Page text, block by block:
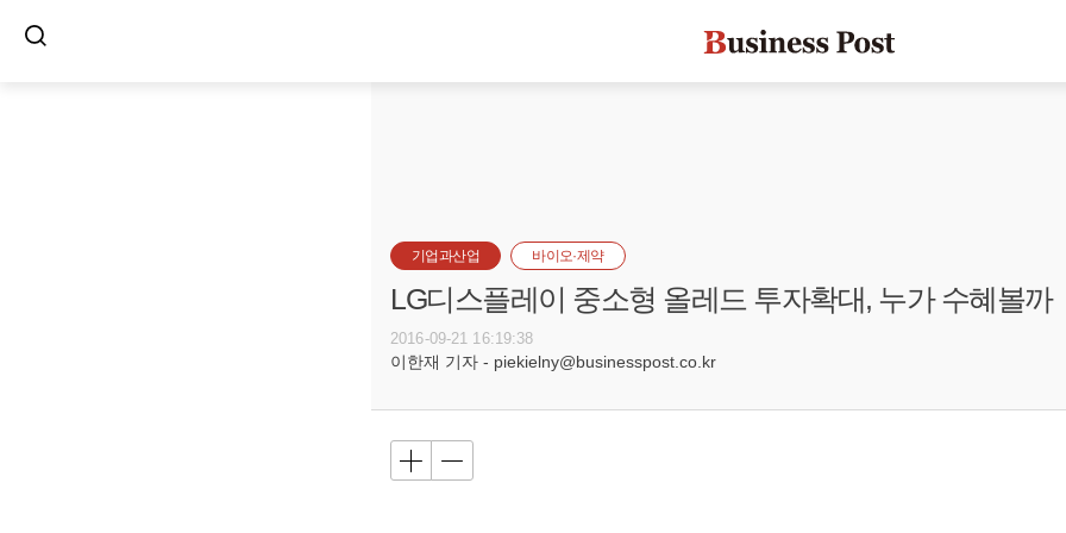
기업과산업 바이오·제약
LG디스플레이 중소형 올레드 투자확대, 누가 수혜볼까
2016-09-21 16:19:38
이한재 기자 - piekielny@businesspost.co.kr